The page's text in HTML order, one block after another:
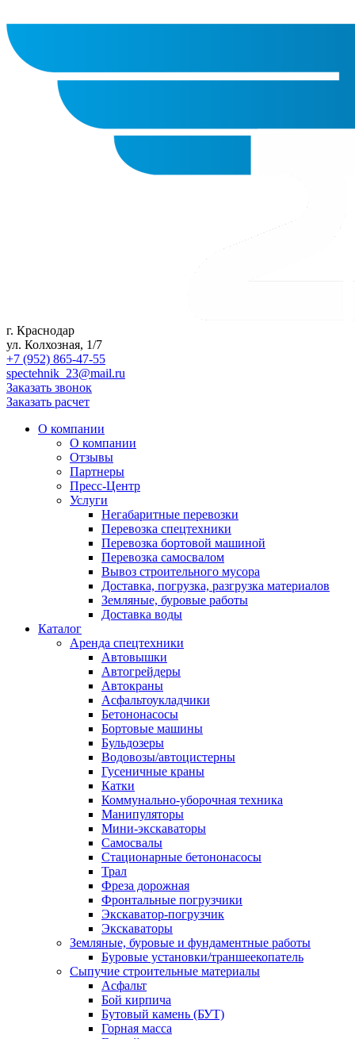
г. Краснодар
ул. Колхозная, 1/7
+7 (952) 865-47-55
spectehnik_23@mail.ru
Заказать звонок
Заказать расчет
О компании
О компании
Отзывы
Партнеры
Пресс-Центр
Услуги
Негабаритные перевозки
Перевозка спецтехники
Перевозка бортовой машиной
Перевозка самосвалом
Вывоз строительного мусора
Доставка, погрузка, разгрузка материалов
Земляные, буровые работы
Доставка воды
Каталог
Аренда спецтехники
Автовышки
Автогрейдеры
Автокраны
Асфальтоукладчики
Бетононасосы
Бортовые машины
Бульдозеры
Водовозы/автоцистерны
Гусеничные краны
Катки
Коммунально-уборочная техника
Манипуляторы
Мини-экскаваторы
Самосвалы
Стационарные бетононасосы
Трал
Фреза дорожная
Фронтальные погрузчики
Экскаватор-погрузчик
Экскаваторы
Земляные, буровые и фундаментные работы
Буровые установки/траншеекопатель
Сыпучие строительные материалы
Асфальт
Бой кирпича
Бутовый камень (БУТ)
Горная масса